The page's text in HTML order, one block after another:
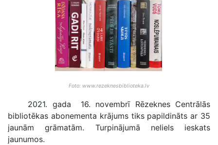
Foto: www.rezeknesbiblioteka.lv
2021. gada 16. novembrī Rēzeknes Centrālās
bibliotēkas abonementa krājums tiks papildināts ar 35
jaunām grāmatām. Turpinājumā neliels ieskats
jaunumos.